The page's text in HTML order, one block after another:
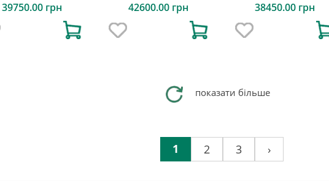
39750.00 грн 42600.00 грн 38450.00 грн
показати більше
1 2 3 ›